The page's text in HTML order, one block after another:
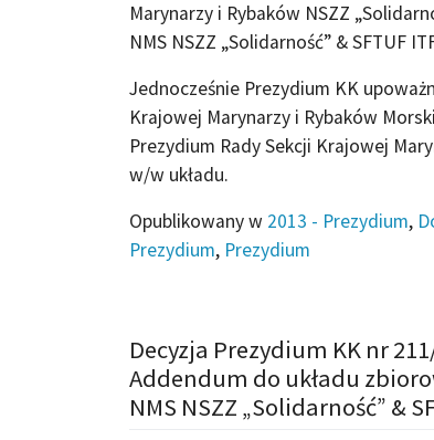
Marynarzy i Rybaków NSZZ
NMS NSZZ „Solidarność” & SFTUF
Jednocześnie Prezydium KK
Krajowej Marynarzy i Rybaków
Prezydium Rady Sekcji Krajowej
w/w układu.
Opublikowany w 2013 - Prezydium,
Prezydium, Prezydium
Decyzja Prezydium KK nr
Addendum do układu
NMS NSZZ „Solidarność” &